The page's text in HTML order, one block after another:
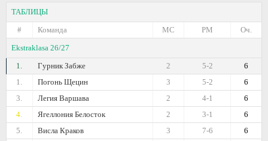
ТАБЛИЦЫ
#
Команда Оч.
РМ
МС
Ekstraklasa 26/27
1.
Гурник Забже 6
5-2
2
1.
Погонь Щецин 6
5-2
3
3.
Легия Варшава 6
4-1
2
4.
Ягеллония Белосток 6
3-1
2
5.
Висла Краков 6
7-6
3